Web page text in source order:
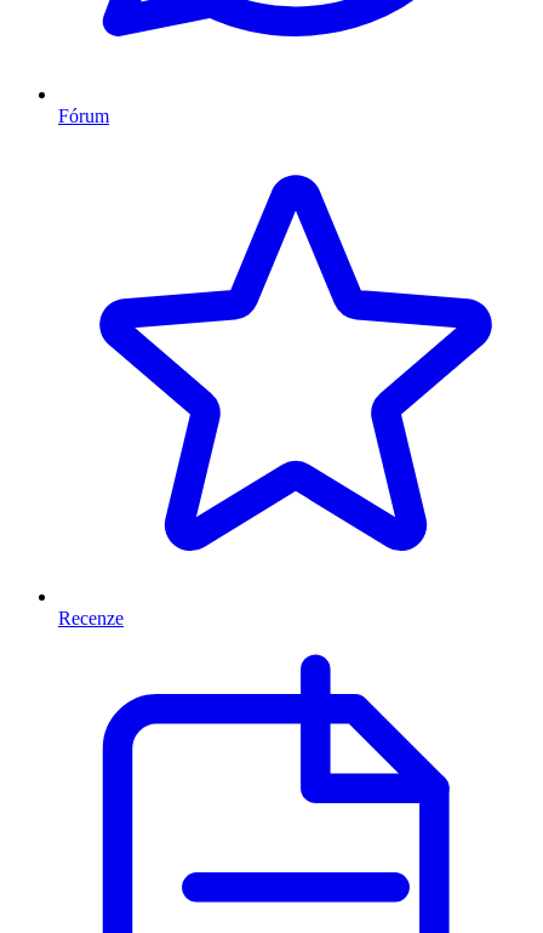
Fórum
Recenze